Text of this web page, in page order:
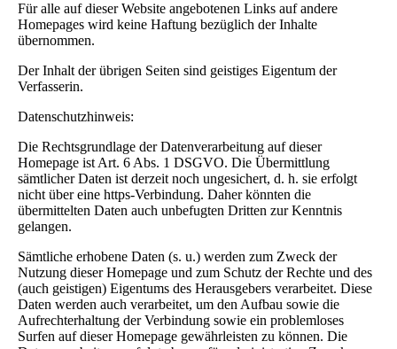
Für alle auf dieser Website angebotenen Links auf andere
Homepages wird keine Haftung bezüglich der Inhalte
übernommen.
Der Inhalt der übrigen Seiten sind geistiges Eigentum der
Verfasserin.
Datenschutzhinweis:
Die Rechtsgrundlage der Datenverarbeitung auf dieser
Homepage ist Art. 6 Abs. 1 DSGVO. Die Übermittlung
sämtlicher Daten ist derzeit noch ungesichert, d. h. sie erfolgt
nicht über eine https-Verbindung. Daher könnten die
übermittelten Daten auch unbefugten Dritten zur Kenntnis
gelangen.
Sämtliche erhobene Daten (s. u.) werden zum Zweck der
Nutzung dieser Homepage und zum Schutz der Rechte und des
(auch geistigen) Eigentums des Herausgebers verarbeitet. Diese
Daten werden auch verarbeitet, um den Aufbau sowie die
Aufrechterhaltung der Verbindung sowie ein problemloses
Surfen auf dieser Homepage gewährleisten zu können. Die